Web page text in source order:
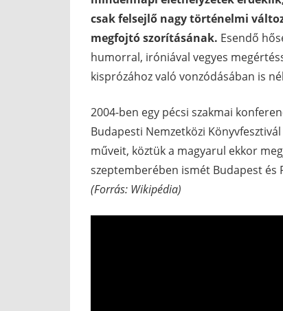
csak felsejlő nagy történelmi
megfojtó szorításának. Esendő
humorral, iróniával vegyes
kisprózához való vonzódásában is
2004-ben egy pécsi szakmai
Budapesti Nemzetközi
műveit, köztük a magyarul ekkor
szeptemberében ismét Budapest és
(Forrás: Wikipédia)